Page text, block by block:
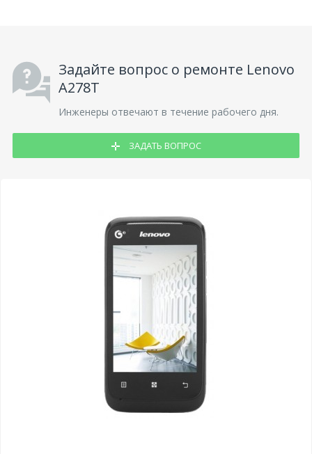
Задайте вопрос о ремонте Lenovo
A278T
Инженеры отвечают в течение рабочего дня.
ЗАДАТЬ ВОПРОС